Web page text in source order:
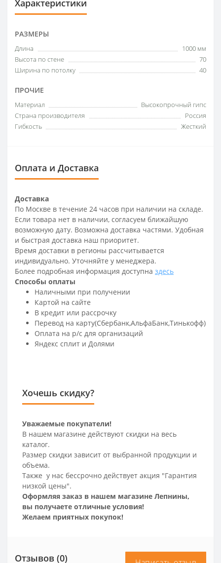
Характеристики
РАЗМЕРЫ
Длина
1000 мм
Высота по стене
70
Ширина по потолку
40
ПРОЧИЕ
Материал
Высокопрочный гипс
Страна производителя
Россия
Гибкость
Жесткий
Оплата и Доставка
Доставка
По Москве в течение 24 часов при наличии на складе.
Если товара нет в наличии, согласуем ближайшую
возможную дату. Возможна доставка частями. Удобная
и быстрая доставка наш приоритет.
Время доставки в регионы рассчитывается
индивидуально. Уточняйте у менеджера.
Более подробная информация доступна здесь
Способы оплаты
Наличными при получении
Картой на сайте
В кредит или рассрочку
Перевод на карту(Сбербанк,АльфаБанк,Тинькофф)
Оплата на р/c для организаций
Яндекс сплит и Долями
Хочешь скидку?
Уважаемые покупатели!
В нашем магазине действуют скидки на весь
каталог.
Размер скидки зависит от выбранной продукции и
объема.
Также у нас бессрочно действует акция "Гарантия
низкой цены".
Оформляя заказ в нашем магазине Лепнины,
вы получаете отличные условия!
Желаем приятных покупок!
Отзывов (0)